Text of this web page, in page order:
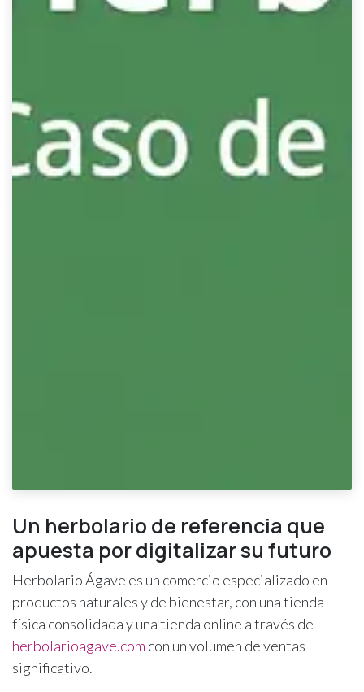
Un herbolario de referencia que
apuesta por digitalizar su futuro
Herbolario Ágave es un comercio especializado en
productos naturales y de bienestar, con una tienda
física consolidada y una tienda online a través de
herbolarioagave.com con un volumen de ventas
significativo.